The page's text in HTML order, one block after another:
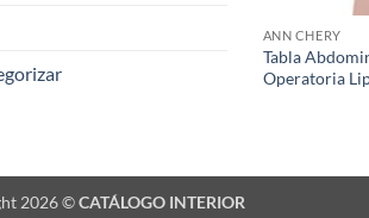
ANN CHERY
Tabla
Operatoria
2026 ©CATÁLOGO INTERIOR